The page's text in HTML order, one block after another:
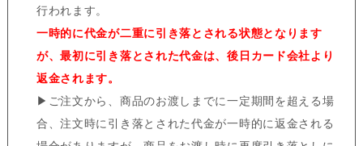
行われます。
一時的に代金が二重に引き落とされる状態となります
が、最初に引き落とされた代金は、後日カード会社より
返金されます。
▶ ご注文から、商品のお渡しまでに一定期間を超える場
合、注文時に引き落とされた代金が一時的に返金される